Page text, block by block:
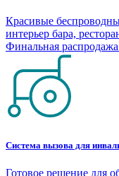
Красивые
интерьер бара,
Финальная
Система вызова для
Готовое решение для